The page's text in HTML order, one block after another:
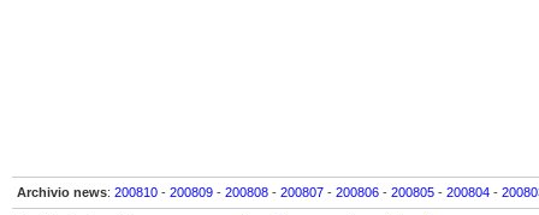
Archivio news: 200810 - 200809 - 200808 - 200807 - 200806 - 200805 - 200804 -